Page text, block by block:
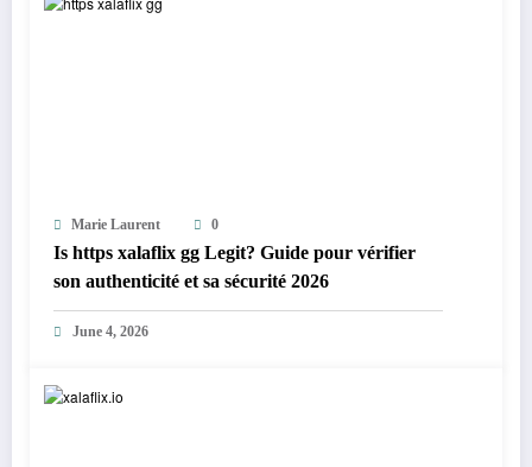
Marie Laurent 0
Is https xalaflix gg Legit? Guide pour vérifier
son authenticité et sa sécurité 2026
June 4, 2026